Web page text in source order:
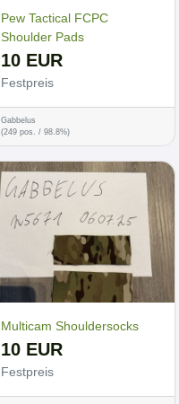
Pew Tactical FCPC
Shoulder Pads
10 EUR
Festpreis
Gabbelus
(249 pos. / 98.8%)
Multicam Shouldersocks
10 EUR
Festpreis